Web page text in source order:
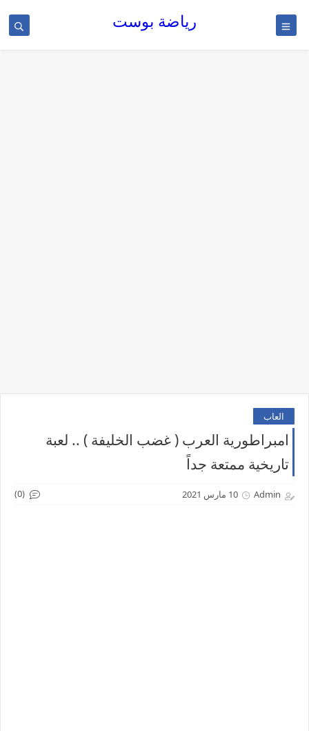
رياضة بوست
العاب
امبراطورية العرب ( غضب الخليفة ) .. لعبة
تاريخية ممتعة جداً
Admin 10 مارس 2021 (0)